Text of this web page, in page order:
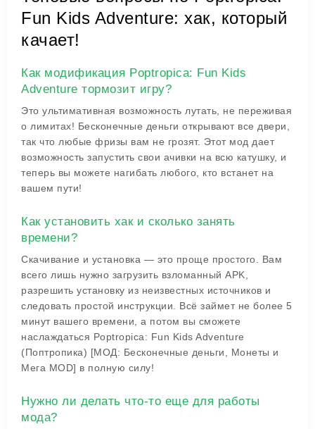
Fun Kids Adventure: хак, который
качает!
Как модификация Poptropica: Fun Kids
Adventure тормозит игру?
Это ультимативная возможность лутать, не переживая
о лимитах! Бесконечные деньги открывают все двери,
так что любые фризы вам не грозят. Этот мод дает
возможность запустить свои ачивки на всю катушку, и
теперь вы можете нагибать любого, кто встанет на
вашем пути!
Как установить хак и сколько занять
времени?
Скачивание и установка — это проще простого. Вам
всего лишь нужно загрузить взломанный APK,
разрешить установку из неизвестных источников и
следовать простой инструкции. Всё займет не более 5
минут вашего времени, а потом вы сможете
наслаждаться Poptropica: Fun Kids Adventure
(Поптропика) [МОД: Бесконечные деньги, Монеты и
Мега MOD] в полную силу!
Нужно ли делать что-то еще для работы
мода?